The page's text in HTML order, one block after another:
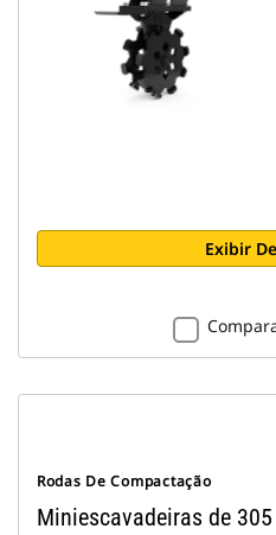
Exibir
Rodas De Compactação
Miniescavadeiras de